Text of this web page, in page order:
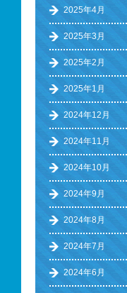
2025年4月
2025年3月
2025年2月
2025年1月
2024年12月
2024年11月
2024年10月
2024年9月
2024年8月
2024年7月
2024年6月